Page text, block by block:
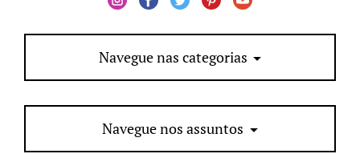
Navegue nas categorias
Navegue nos assuntos